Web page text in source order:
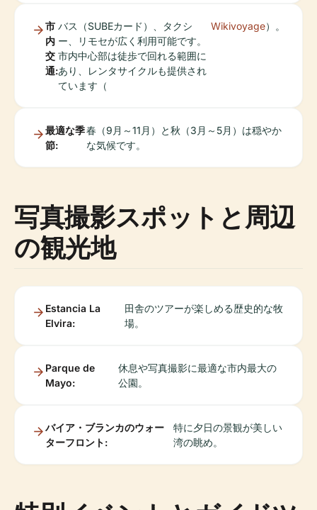
市
内
交
通:
バス（SUBEカード）、タクシ
ー、リモセが広く利用可能です。
市内中心部は徒歩で回れる範囲に
あり、レンタサイクルも提供され
ています（
Wikivoyage）。
最適な季
節:
春（9月～11月）と秋（3月～5月）は穏やか
な気候です。
写真撮影スポットと周辺
の観光地
Estancia La
Elvira:
田舎のツアーが楽しめる歴史的な牧
場。
Parque de
Mayo:
休息や写真撮影に最適な市内最大の
公園。
バイア・ブランカのウォー
ターフロント:
特に夕日の景観が美しい
湾の眺め。